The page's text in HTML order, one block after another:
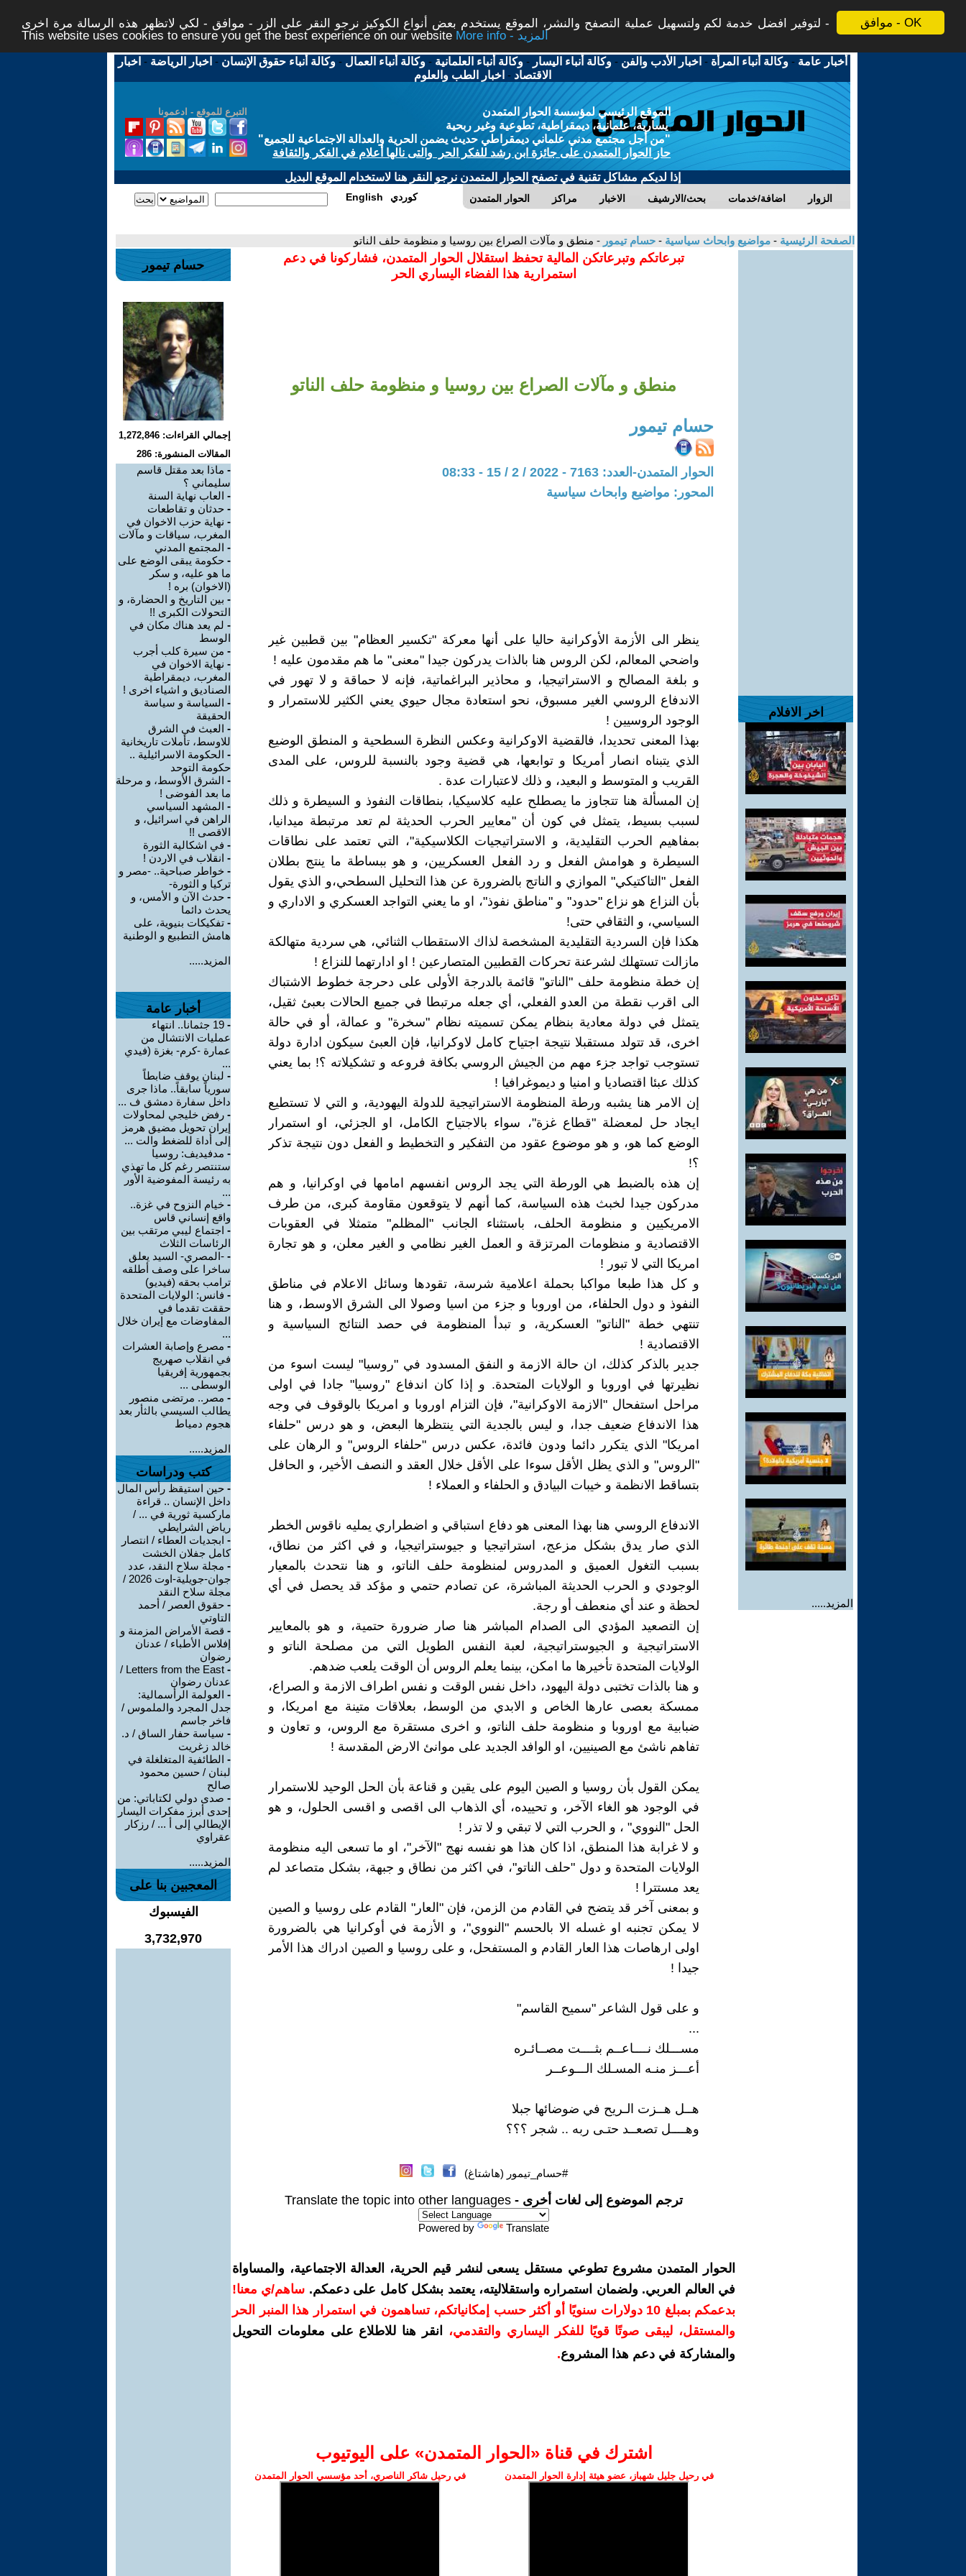
موافق - OK
لتوفير افضل خدمة لكم ولتسهيل عملية التصفح والنشر، الموقع يستخدم بعض أنواع الكوكيز نرجو النقر على الزر - موافق - لكي لاتظهر هذه الرسالة مرة اخرى -
This website uses cookies to ensure you get the best experience on our website
More info - المزيد
أخبار عامة -وكالة أنباء المرأة - اخبار الأدب والفن -وكالة أنباء اليسار -وكالة أنباء العلمانية -وكالة أنباء العمال -وكالة أنباء حقوق الإنسان - اخبار الرياضة - اخبار
الاقتصاد - اخبار الطب والعلوم
التبرع للموقع - ادعمونا
الموقع الرئيسي لمؤسسة الحوار المتمدن
يسارية، علمانية، ديمقراطية، تطوعية وغير ربحية
"من أجل مجتمع مدني علماني ديمقراطي حديث يضمن الحرية والعدالة الاجتماعية للجميع"
حاز الحوار المتمدن على جائزة ابن رشد للفكر الحر والتى نالها أعلام في الفكر والثقافة
إذا لديكم مشاكل تقنية في تصفح الحوار المتمدن نرجو النقر هنا لاستخدام الموقع البديل
الحوار المتمدن مراكز الاخبار بحث/الارشيف اضافة/خدمات الزوار English كوردي
الصفحة الرئيسية - مواضيع وابحاث سياسية - حسام تيمور - منطق و مآلات الصراع بين روسيا و منظومة حلف الناتو
اخر الافلام
المزيد.....
تبرعاتكم وتبرعاتكن المالية تحفظ استقلال الحوار المتمدن، فشاركونا في دعم
استمرارية هذا الفضاء اليساري الحر
منطق و مآلات الصراع بين روسيا و منظومة حلف الناتو
حسام تيمور
الحوار المتمدن-العدد: 7163 - 2022 / 2 / 15 - 08:33
المحور: مواضيع وابحاث سياسية
ينظر الى الأزمة الأوكرانية حاليا على أنها معركة "تكسير العظام" بين قطبين غير
واضحي المعالم، لكن الروس هنا بالذات يدركون جيدا "معنى" ما هم مقدمون عليه !
و بلغة المصالح و الاستراتيجيا، و محاذير البراغماتية، فإنه لا حماقة و لا تهور في
الاندفاع الروسي الغير مسبوق، نحو استعادة مجال حيوي يعني الكثير للاستمرار و
الوجود الروسيين !
بهذا المعنى تحديدا، فالقضية الاوكرانية وعكس النظرة السطحية و المنطق الوضيع
الذي يتبناه انصار أمريكا و توابعها، هي قضية وجود بالنسبة للروس، على المدى
القريب و المتوسط و البعيد، و ذلك لاعتبارات عدة .
إن المسألة هنا تتجاوز ما يصطلح عليه كلاسيكيا، بنطاقات النفوذ و السيطرة و ذلك
لسبب بسيط، يتمثل في كون أن "معايير الحرب الحديثة لم تعد مرتبطة ميدانيا،
بمفاهيم الحرب التقليدية، و الاستراتيجيات الكلاسيكية"، التي تعتمد على نطاقات
السيطرة و هوامش الفعل و رد الفعل العسكريين، و هو ببساطة ما ينتج بطلان
الفعل "التاكتيكي" الموازي و الناتج بالضرورة عن هذا التحليل السطحي،و الذي يقول
بأن النزاع هو نزاع "حدود" و "مناطق نفوذ"، او ما يعني التواجد العسكري و الاداري و
السياسي، و الثقافي حتى!
هكذا فإن السردية التقليدية المشخصة لذاك الاستقطاب الثنائي، هي سردية متهالكة
مازالت تستهلك لشرعنة تحركات القطبين المتصارعين ! او ادارتهما للنزاع !
إن خطة منظومة حلف "الناتو" قائمة بالدرجة الأولى على دحرجة خطوط الاشتباك
الى اقرب نقطة من العدو الفعلي، أي جعله مرتبطا في جميع الحالات بعبئ ثقيل،
يتمثل في دولة معادية بنظام يمكن تسميته نظام "سخرة" و عمالة، أو في حالة
اخرى، قد تتولد مستقبلا نتيجة اجتياح كامل لاوكرانيا، فإن العبئ سيكون ادارة دولة
تستوجب تواجد جزء مهم من الجيش الروسي بكافة فروعه و تشكيلاته ؟! بما يعني
كذلك عبئا اقتصاديا و امنيا و ديموغرافيا !
إن الامر هنا يشبه ورطة المنظومة الاستراتيجية للدولة اليهودية، و التي لا تستطيع
ايجاد حل لمعضلة "قطاع غزة"، سواء بالاجتياح الكامل، او الجزئي، او استمرار
الوضع كما هو، و هو موضوع عقود من التفكير و التخطيط و الفعل دون نتيجة تذكر
؟!
إن هذه بالضبط هي الورطة التي يجد الروس انفسهم امامها في اوكرانيا، و هم
مدركون جيدا لخبث هذه السياسة، كما أنهم لا يتوقعون مقاومة كبرى، من طرف
الامريكيين و منظومة الحلف، باستثناء الجانب "المظلم" متمثلا في العقوبات
الاقتصادية و منظومات المرتزقة و العمل الغير نظامي و الغير معلن، و هو تجارة
امريكا التي لا تبور !
و كل هذا طبعا مواكبا بحملة اعلامية شرسة، تقودها وسائل الاعلام في مناطق
النفوذ و دول الحلفاء، من اوروبا و جزء من اسيا وصولا الى الشرق الاوسط، و هنا
تنتهي خطة "الناتو" العسكرية، و تبدأ المنظومة في حصد النتائج السياسية و
الاقتصادية !
جدير بالذكر كذلك، ان حالة الازمة و النفق المسدود في "روسيا" ليست اسوء من
نظيرتها في اوروبا و الولايات المتحدة. و إذا كان اندفاع "روسيا" جادا في اولى
مراحل استفحال "الازمة الاوكرانية"، فإن التزام اوروبا و امريكا بالوقوف في وجه
هذا الاندفاع ضعيف جدا، و ليس بالجدية التي ينتظرها البعض، و هو درس "حلفاء
امريكا" الذي يتكرر دائما ودون فائدة، عكس درس "حلفاء الروس" و الرهان على
"الروس" و الذي يظل الأقل سوءا على الأقل خلال العقد و النصف الأخير، و الحافل
بتساقط الانظمة و خيبات البيادق و الحلفاء و العملاء !
الاندفاع الروسي هنا بهذا المعنى هو دفاع استباقي و اضطراري يمليه ناقوس الخطر
الذي صار يدق بشكل مزعج، استراتيجيا و جيوستراتيجيا، و في اكثر من نطاق،
بسبب التغول العميق و المدروس لمنظومة حلف الناتو، و هنا نتحدث بالمعيار
الوجودي و الحرب الحديثة المباشرة، عن تصادم حتمي و مؤكد قد يحصل في أي
لحظة و عند أي منعطف أو رجة.
إن التصعيد المؤدي الى الصدام المباشر هنا صار ضرورة حتمية، و هو بالمعايير
الاستراتيجية و الجيوستراتيجية، لعبة النفس الطويل التي من مصلحة الناتو و
الولايات المتحدة تأخيرها ما امكن، بينما يعلم الروس أن الوقت يلعب ضدهم.
و هنا بالذات تختبى دولة اليهود، داخل نفس الوقت و نفس اطراف الازمة و الصراع،
ممسكة بعصى عارها الخاص و الابدي من الوسط، بعلاقات متينة مع امريكا، و
ضبابية مع اوروبا و منظومة حلف الناتو، و اخرى مستقرة مع الروس، و تعاون و
تفاهم ناشئ مع الصينيين، او الوافد الجديد على موانئ الارض المقدسة !
يمكن القول بأن روسيا و الصين اليوم على يقين و قناعة بأن الحل الوحيد للاستمرار
في الوجود هو الغاء الآخر، و تحييده، أي الذهاب الى اقصى و اقسى الحلول، و هو
الحل "النووي" ، و الحرب التي لا تبقي و لا تذر !
و لا غرابة هذا المنطق، اذا كان هذا هو نفسه نهج "الآخر"، او ما تسعى اليه منظومة
الولايات المتحدة و دول "حلف الناتو"، في اكثر من نطاق و جبهة، بشكل متصاعد لم
يعد مستترا !
و بمعنى آخر قد يتضح في القادم من الزمن، فإن "العار" القادم على روسيا و الصين
لا يمكن تجنبه او غسله الا بالحسم "النووي"، و الأزمة في أوكرانيا هي بالضرورة
اولى ارهاصات هذا العار القادم و المستفحل، و على روسيا و الصين ادراك هذا الأمر
جيدا !
و على قول الشاعر "سميح القاسم"
...
مســـلك نــــاعــم بثــــت مصــائـره
أعـــز منـه المسـلك الـــوعــر
هــل هــزت الـريح في ضوضائها جبلا
وهــــل تصعــد حتـى ربه .. شجر ؟؟؟
#حسام_تيمور (هاشتاغ)
ترجم الموضوع إلى لغات أخرى - Translate the topic into other languages
Powered by Translate
الحوار المتمدن مشروع تطوعي مستقل يسعى لنشر قيم الحرية، العدالة الاجتماعية، والمساواة
في العالم العربي. ولضمان استمراره واستقلاليته، يعتمد بشكل كامل على دعمكم. ساهم/ي معنا!
بدعمكم بمبلغ 10 دولارات سنويًا أو أكثر حسب إمكانياتكم، تساهمون في استمرار هذا المنبر الحر
والمستقل، ليبقى صوتًا قويًا للفكر اليساري والتقدمي،
انقر هنا للاطلاع على معلومات التحويل
والمشاركة في دعم هذا المشروع.
اشترك في قناة ‫«الحوار المتمدن» على اليوتيوب
في رحيل جليل شهباز، عضو هيئة إدارة الحوار المتمدن في رحيل شاكر الناصري، أحد مؤسسي الحوار المتمدن
حسام تيمور
إجمالي القراءات: 1,272,846
المقالات المنشورة: 286
- ماذا بعد مقتل قاسم
سليماني ؟
- العاب نهاية السنة
- حدثان و تقاطعات
- نهاية حزب الاخوان في
المغرب، سياقات و مآلات
- المجتمع المدني
- حكومة يبقى الوضع على
ما هو عليه، و سكر
(الاخوان) بره !
- بين التاريخ و الحضارة، و
التحولات الكبرى !!
- لم يعد هناك مكان في
الوسط
- من سيرة كلب أجرب
- نهاية الاخوان في
المغرب، ديمقراطية
الصناديق و اشياء اخرى !
- السياسة و سياسة
الحقيقة
- العبث في الشرق
للاوسط، تأملات تاريخانية
- الحكومة الاسرائيلية ..
حكومة التوحد
- الشرق الأوسط، و مرحلة
ما بعد الفوضى !
- المشهد السياسي
الراهن في اسرائيل، و
الاقصى !!
- في اشكالية الثورة
- انقلاب في الاردن !
- خواطر صباحية.. -مصر و
تركيا و الثورة-
- حدث الآن و الأمس، و
يحدث دائما
- تفكيكات بنيوية، على
هامش التطبيع و الوطنية
المزيد.....
أخبار عامة
-
19 جثمانا.. انتهاء
عمليات الانتشال من
عمارة -كرم- بغزة (فيدي
...
- لبنان يوقف ضابطاً
سورياً سابقاً.. ماذا جرى
داخل سفارة دمشق ف ...
- رفض خليجي لمحاولات
إيران تحويل مضيق هرمز
إلى أداة للضغط والت ...
- مدفيديف: روسيا
ستنتصر رغم كل ما تهذي
به رئيسة المفوضية الأور
...
- خيام النزوح في غزة..
واقع إنساني قاس
- اجتماع ليبي مرتقب بين
الرئاسات الثلاث
- -المصري- السيد يعلق
ساخرا على وصف أطلقه
ترامب بحقه (فيديو)
- فانس: الولايات المتحدة
حققت تقدما في
المفاوضات مع إيران خلال
...
- مصرع وإصابة العشرات
في انقلاب صهريج
بجمهورية إفريقيا
الوسطى ...
- مصر.. مرتضى منصور
يطالب السيسي بالثأر بعد
هجوم دمياط
المزيد.....
كتب ودراسات
- حين استيقظ رأس المال
داخل الإنسان .. قراءة
ماركسية ثورية في ... /
رياض الشرايطي
- ابجديات العطاء / انتصار
كامل جفلان الخشت
- مجلة سلاح النقد، عدد
جوان-جويلية-اوت 2026 /
مجلة سلاح النقد
- حقوق العصر / أحمد
التاوتي
- قصة الأمراض المزمنة و
إفلاس الأطباء / عدنان
رضوان
-
Letters from the East /
عدنان رضوان
- العولمة الرأسمالية:
جدل المجرد والملموس /
فاخر جاسم
- سياسة حفار الساق / د.
خالد زغريت
- الطائفية المتغلغلة في
لبنان / حسين محمود
صالح
- صدى دولي لكتاباتي: من
إحدى أبرز مفكرات اليسار
الإيطالي إلى أ ... / رزكار
عقراوي
المزيد.....
المعجبين بنا على
الفيسبوك
3,732,970